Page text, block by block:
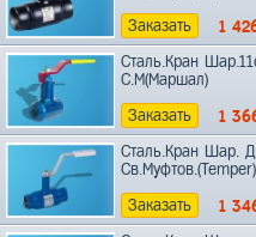
Заказать
1
Сталь.Кран
С.М(Маршал)
Заказать
1
Сталь.Кран Шар.
Св.Муфтов.(Temper)
Заказать
1